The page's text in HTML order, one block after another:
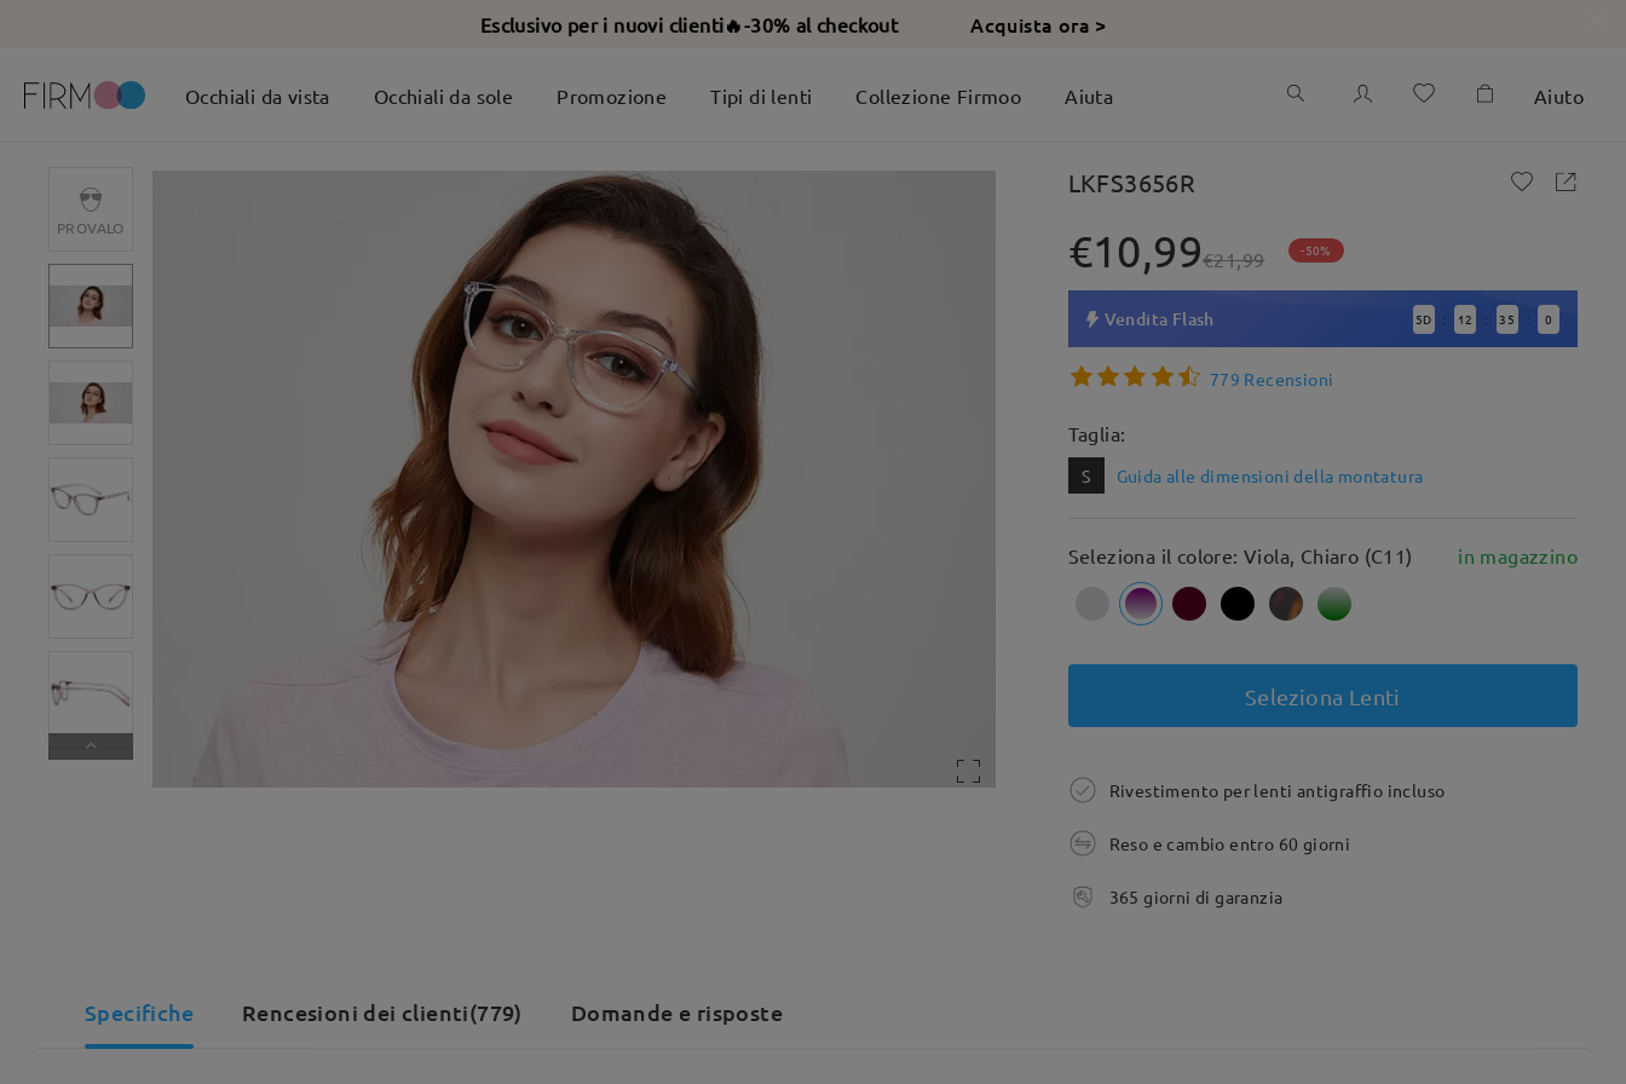
Esclusivo per i nuovi clienti🔥-30% al checkout Acquista ora >
Occhiali da vista Occhiali da sole Promozione Tipi di lenti Collezione Firmoo Aiuta Aiuto
PROVALO
LKFS3656R
€10,99€21,99 -50%
Vendita Flash 5D : 12 : 34 : 59
779 Recensioni
Taglia:
S Guida alle dimensioni della montatura
Seleziona il colore: Viola, Chiaro (C11) in magazzino
Seleziona Lenti
Rivestimento per lenti antigraffio incluso
Reso e cambio entro 60 giorni
365 giorni di garanzia
Specifiche Rencesioni dei clienti(779) Domande e risposte